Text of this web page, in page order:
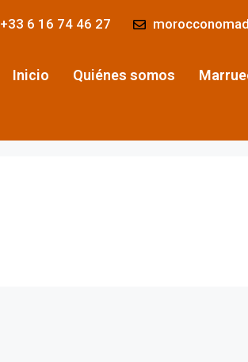
+33 6 16 74 46 27
Inicio Quiénes somos